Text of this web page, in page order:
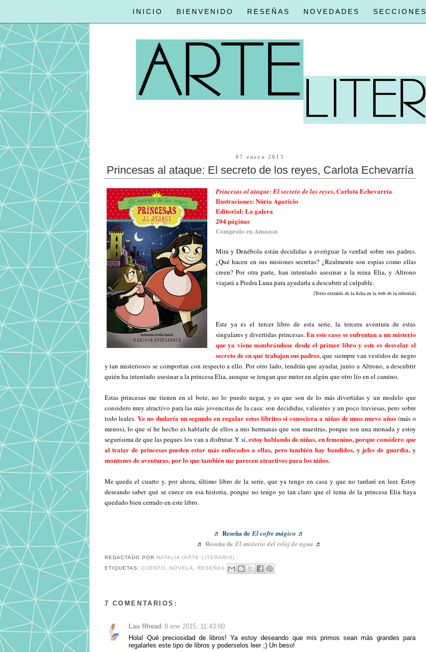
INICIO BIENVENIDO RESEÑAS NOVEDADES SECCIONES
07 enero 2015
Princesas al ataque: El secreto de los reyes, Carlota Echevarría
Princesas al ataque: El secreto de los reyes, Carlota Echevarría
Ilustraciones: Núria Aparicio
Editorial: La galera
204 páginas
Cómpralo en Amazon
Mira y Denébola están decididas a averiguar la verdad sobre sus padres.
¿Qué hacen en sus misiones secretas? ¿Realmente son espías como ellas
creen? Por otra parte, han intentado asesinar a la reina Elia, y Altrono
viajará a Piedra Luna para ayudarla a descubrir al culpable.
(Texto extraído de la ficha en la web de la editorial)
Este ya es el tercer libro de esta serie, la tercera aventura de estas
singulares y divertidas princesas.En este caso se enfrentan a un misterio
que ya viene nombrándose desde el primer libro y este es desvelar el
secreto de en qué trabajan sus padres, que siempre van vestidos de negro
y tan misteriosos se comportan con respecto a ello. Por otro lado, tendrán que ayudar, junto a Altrono, a descubrir
quién ha intentado asesinar a la princesa Elia, aunque se tengan que meter en algún que otro lío en el camino.
Estas princesas me tienen en el bote, no lo puedo negar, y es que son de lo más divertidas y un modelo que
considero muy atractivo para las más jovencitas de la casa: son decididas, valientes y un poco traviesas, pero sobre
todo leales. Yo no dudaría un segundo en regalar estos libritos si conociera a niñas de unos nueve años(más o
menos), lo que sí he hecho es hablarle de ellos a mis hermanas que son maestras, porque son una monada y estoy
segurísima de que las peques los van a disfrutar. Y sí,estoy hablando de niñas, en femenino, porque considero que
al tratar de princesas pueden estar más enfocados a ellas, pero también hay bandidos, y jefes de guardia, y
montones de aventuras, por lo que también me parecen atractivos para los niños.
Me queda el cuarto y, por ahora, último libro de la serie, que ya tengo en casa y que no tardaré en leer. Estoy
deseando saber qué se cuece en esa historia, porque no tengo yo tan claro que el tema de la princesa Elia haya
quedado bien cerrado en este libro.
♬ Reseña deEl cofre mágico ♬
♬ Reseña de El misterio del reloj de agua ♬
REDACTADO POR NATALIA (ARTE LITERARIO)
ETIQUETAS: CUENTO NOVELA RESEÑAS
7 COMENTARIOS:
Lau Rhead 8 ene 2015, 11:43:00
Hola! Qué preciosidad de libros! Ya estoy deseando que mis primos sean más grandes para
regalarles este tipo de libros y poderselos leer ;) Un beso!